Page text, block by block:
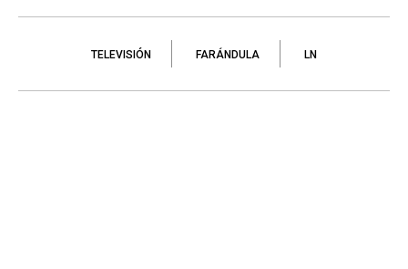
TELEVISIÓN FARÁNDULA LN